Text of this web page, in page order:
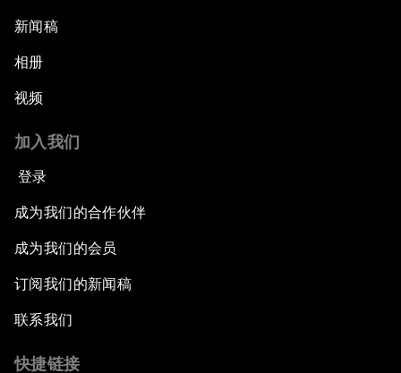
新闻稿
相册
视频
加入我们
登录
成为我们的合作伙伴
成为我们的会员
订阅我们的新闻稿
联系我们
快捷链接